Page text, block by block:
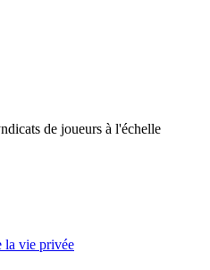
de joueurs à l'échelle
la vie privée